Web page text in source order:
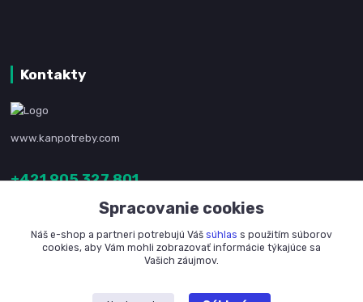
Kontakty
www.kanpotreby.com
+421 905 327 801
Spracovanie cookies
Náš e-shop a partneri potrebujú Váš súhlas s použitím súborov
cookies, aby Vám mohli zobrazovať informácie týkajúce sa
Vašich záujmov.